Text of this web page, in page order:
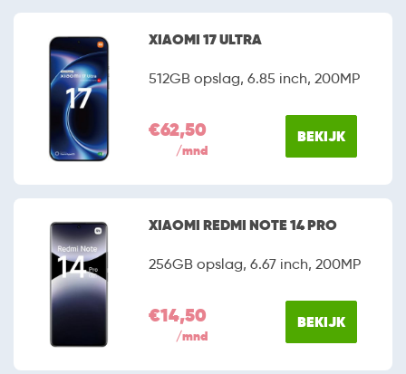
XIAOMI 17 ULTRA
512GB opslag, 6.85 inch, 200MP
€62,50
/mnd
BEKIJK
XIAOMI REDMI NOTE 14 PRO
256GB opslag, 6.67 inch, 200MP
€14,50
/mnd
BEKIJK